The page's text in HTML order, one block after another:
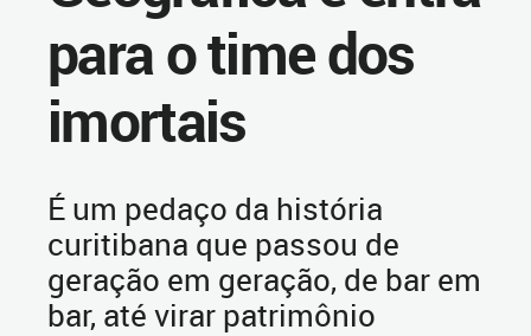
para o time dos
imortais
É um pedaço da história
curitibana que passou de
geração em geração, de bar em
bar, até virar patrimônio